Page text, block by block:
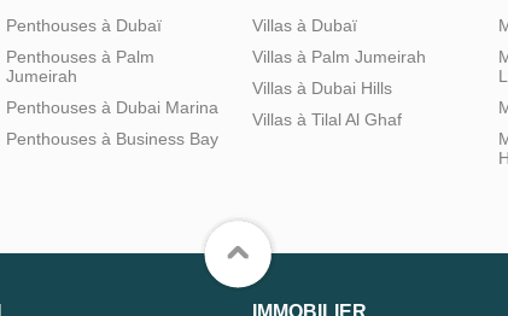
Penthouses à Dubaï
Penthouses à Palm
Jumeirah
Penthouses à Dubai Marina
Penthouses à Business Bay
Villas à Dubaï
Villas à Palm Jumeirah
Villas à Dubai Hills
Villas à Tilal Al Ghaf
IMMOBILIER